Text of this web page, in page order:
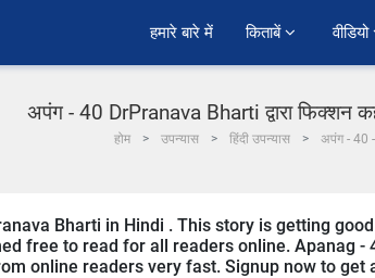
हमारे बारे में किताबें वीडियो
अपंग - 40 DrPranava Bharti द्वारा फिक्शन
होम उपन्यास हिंदी उपन्यास अपंग - 40
Bharti in Hindi . This story is getting
free to read for all readers online. Apanag -
online readers very fast. Signup now to get